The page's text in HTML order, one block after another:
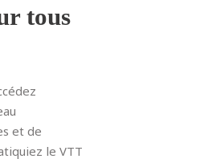
tous
et de
le VTT